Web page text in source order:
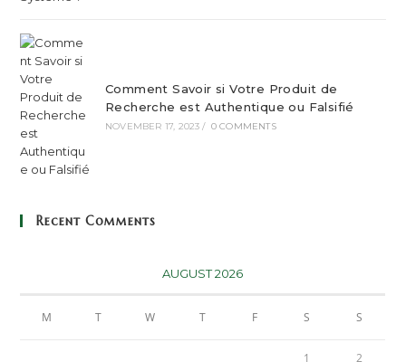
Comment Savoir si Votre Produit de
Recherche est Authentique ou Falsifié
NOVEMBER 17, 2023 / 0 COMMENTS
Recent Comments
AUGUST 2026
M T W T F S S
1 2